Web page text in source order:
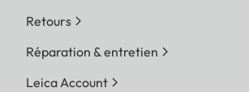
Retours
Réparation & entretien
Leica Account